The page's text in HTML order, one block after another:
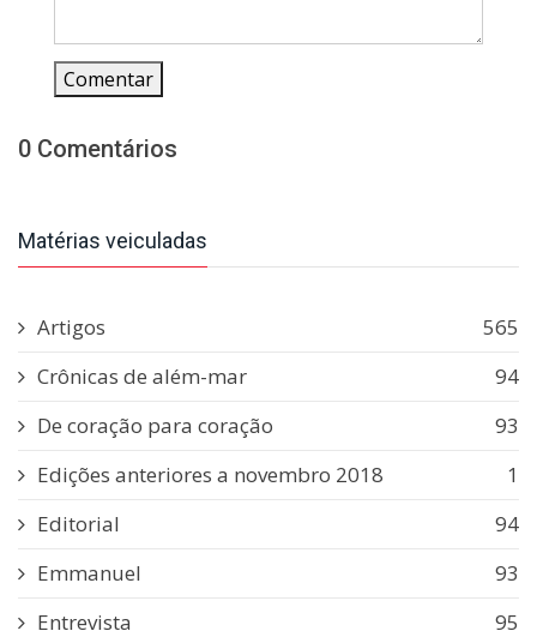
Comentar
0 Comentários
Matérias veiculadas
Artigos
565
Crônicas de além-mar
94
De coração para coração
93
Edições anteriores a novembro 2018
1
Editorial
94
Emmanuel
93
Entrevista
95